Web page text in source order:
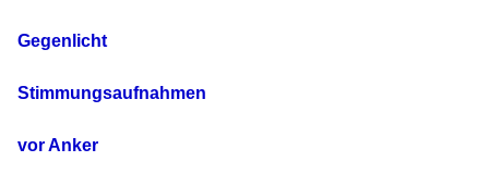
Gegenlicht
Stimmungsaufnahmen
vor Anker